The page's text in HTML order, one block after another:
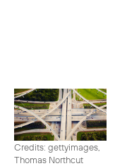
Credits: gettyimages,
Thomas Northcut